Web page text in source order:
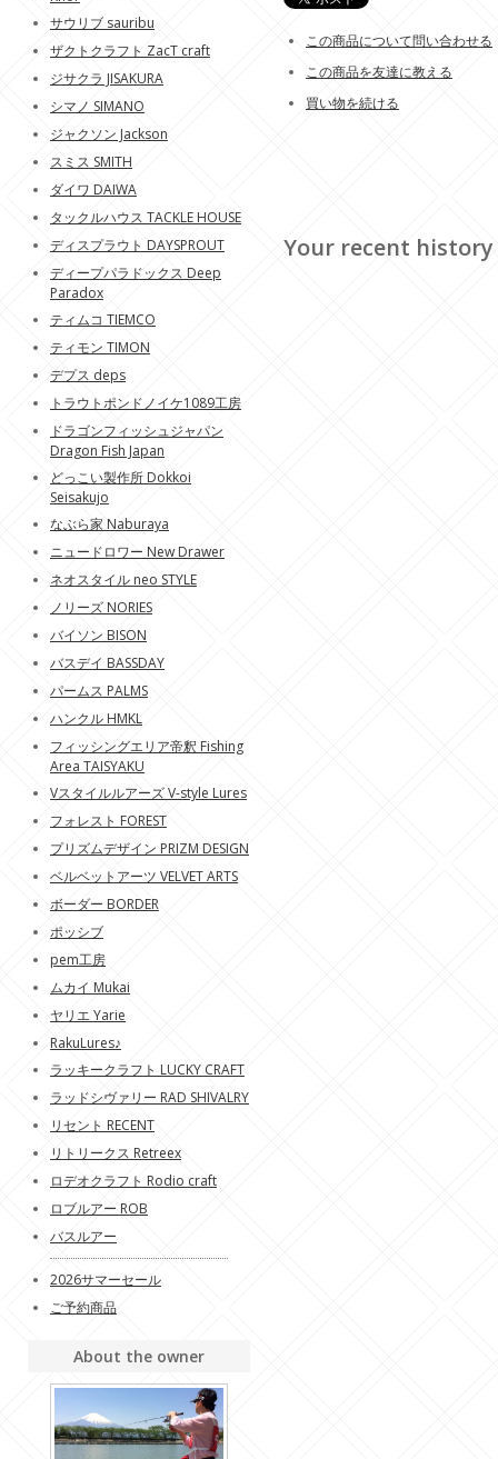
この商品について問い合わせる
この商品を友達に教える
買い物を続ける
Your recent history
サウリブ sauribu
ザクトクラフト ZacT craft
ジサクラ JISAKURA
シマノ SIMANO
ジャクソン Jackson
スミス SMITH
ダイワ DAIWA
タックルハウス TACKLE HOUSE
ディスプラウト DAYSPROUT
ディープパラドックス Deep
Paradox
ティムコ TIEMCO
ティモン TIMON
デプス deps
トラウトポンドノイケ1089工房
ドラゴンフィッシュジャパン
Dragon Fish Japan
どっこい製作所 Dokkoi
Seisakujo
なぶら家 Naburaya
ニュードロワー New Drawer
ネオスタイル neo STYLE
ノリーズ NORIES
バイソン BISON
バスデイ BASSDAY
パームス PALMS
ハンクル HMKL
フィッシングエリア帝釈 Fishing
Area TAISYAKU
Vスタイルルアーズ V-style Lures
フォレスト FOREST
プリズムデザイン PRIZM DESIGN
ベルベットアーツ VELVET ARTS
ボーダー BORDER
ポッシブ
pem工房
ムカイ Mukai
ヤリエ Yarie
RakuLures♪
ラッキークラフト LUCKY CRAFT
ラッドシヴァリー RAD SHIVALRY
リセント RECENT
リトリークス Retreex
ロデオクラフト Rodio craft
ロブルアー ROB
バスルアー
2026サマーセール
ご予約商品
About the owner